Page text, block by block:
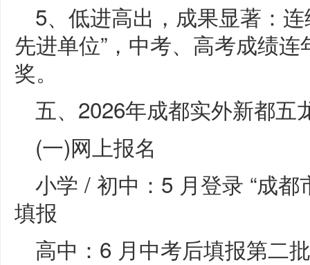
5、低进高出，成果显著：
先进单位”，中考、高考成绩
奖。
五、2026年成都实外新都五
(一)网上报名
小学 / 初中：5 月登录 “成
填报
高中：6 月中考后填报第二